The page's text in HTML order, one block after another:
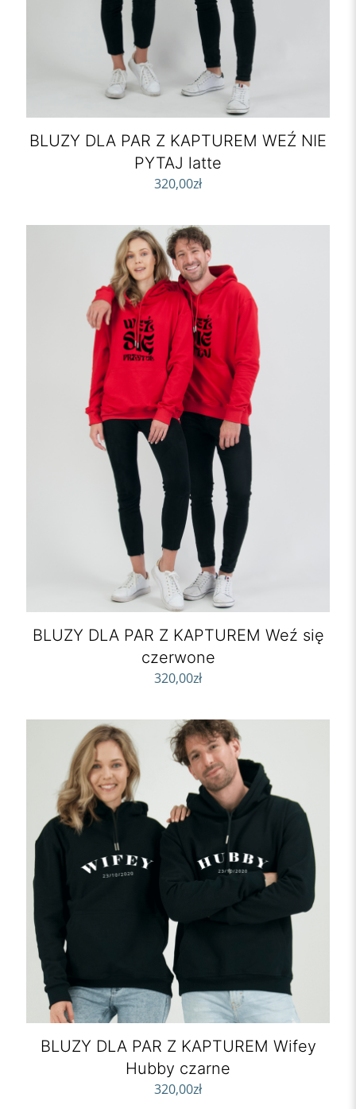
BLUZY DLA PAR Z KAPTUREM WEŹ NIE
PYTAJ latte
320,00zł
BLUZY DLA PAR Z KAPTUREM Weź się
czerwone
320,00zł
BLUZY DLA PAR Z KAPTUREM Wifey
Hubby czarne
320,00zł